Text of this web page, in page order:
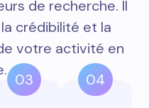
de recherche. Il
crédibilité et la
votre activité en
03 04